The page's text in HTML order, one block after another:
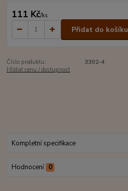
111 Kč/ks
Přidat do košíku
Číslo produktu:
3302-4
Hlídat cenu / dostupnost
Kompletní specifikace
Hodnocení 0